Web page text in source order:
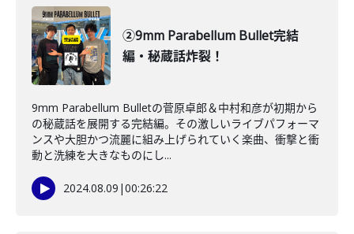
②9mm Parabellum Bullet完結
編・秘蔵話炸裂！
9mm Parabellum Bulletの菅原卓郎＆中村和彦が初期から
の秘蔵話を展開する完結編。その激しいライブパフォーマ
ンスや大胆かつ流麗に組み上げられていく楽曲、衝撃と衝
動と洗練を大きなものにし...
2024.08.09 |00:26:22